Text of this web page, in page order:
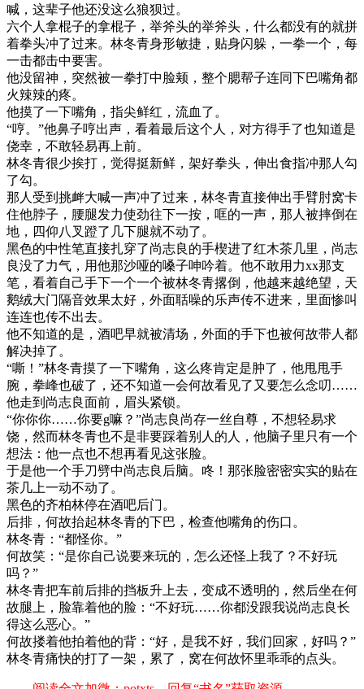
喊，这辈子他还没这么狼狈过。
六个人拿棍子的拿棍子，举斧头的举斧头，什么都没有的就拼
着拳头冲了过来。林冬青身形敏捷，贴身闪躲，一拳一个，每
一击都击中要害。
他没留神，突然被一拳打中脸颊，整个腮帮子连同下巴嘴角都
火辣辣的疼。
他摸了一下嘴角，指尖鲜红，流血了。
“哼。”他鼻子哼出声，看着最后这个人，对方得手了也知道是
侥幸，不敢轻易再上前。
林冬青很少挨打，觉得挺新鲜，架好拳头，伸出食指冲那人勾
了勾。
那人受到挑衅大喊一声冲了过来，林冬青直接伸出手臂肘窝卡
住他脖子，腰腿发力使劲往下一按，哐的一声，那人被摔倒在
地，四仰八叉蹬了几下腿就不动了。
黑色的中性笔直接扎穿了尚志良的手楔进了红木茶几里，尚志
良没了力气，用他那沙哑的嗓子呻吟着。他不敢用力xx那支
笔，看着自己手下一个一个被林冬青撂倒，他越来越绝望，天
鹅绒大门隔音效果太好，外面聒噪的乐声传不进来，里面惨叫
连连也传不出去。
他不知道的是，酒吧早就被清场，外面的手下也被何故带人都
解决掉了。
“嘶！”林冬青摸了一下嘴角，这么疼肯定是肿了，他甩甩手
腕，拳峰也破了，还不知道一会何故看见了又要怎么念叨……
他走到尚志良面前，眉头紧锁。
“你你你……你要g嘛？”尚志良尚存一丝自尊，不想轻易求
饶，然而林冬青也不是非要踩着别人的人，他脑子里只有一个
想法：他一点也不想再看见这张脸。
于是他一个手刀劈中尚志良后脑。咚！那张脸密密实实的贴在
茶几上一动不动了。
黑色的齐柏林停在酒吧后门。
后排，何故抬起林冬青的下巴，检查他嘴角的伤口。
林冬青：“都怪你。”
何故笑：“是你自己说要来玩的，怎么还怪上我了？不好玩
吗？”
林冬青把车前后排的挡板升上去，变成不透明的，然后坐在何
故腿上，脸靠着他的脸：“不好玩……你都没跟我说尚志良长
得这么恶心。”
何故搂着他拍着他的背：“好，是我不好，我们回家，好吗？”
林冬青痛快的打了一架，累了，窝在何故怀里乖乖的点头。